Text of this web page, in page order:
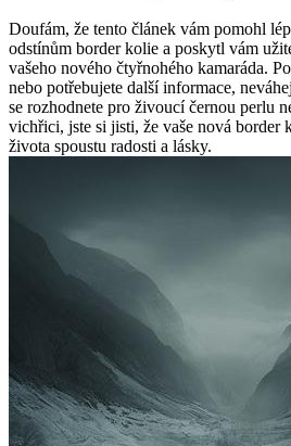
Doufám, že tento článek vám pomohl
odstínům border kolie a poskytl vám
vašeho nového čtyřnohého kamaráda.
nebo potřebujete další informace,
se rozhodnete pro živoucí černou perlu
vichřici, jste si jisti, že vaše nová border
života spoustu radosti a lásky.